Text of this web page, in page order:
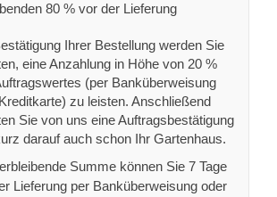
80 % vor der Lieferung
Ihrer Bestellung werden Sie
eine Anzahlung in Höhe von 20 %
(per Banküberweisung
zu leisten. Anschließend
Sie von uns eine Auftragsbestätigung
darauf auch schon Ihr Gartenhaus.
Summe können Sie 7 Tage
Lieferung per Banküberweisung oder